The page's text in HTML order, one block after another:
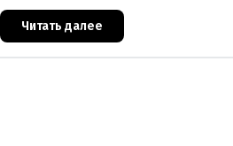
Читать далее